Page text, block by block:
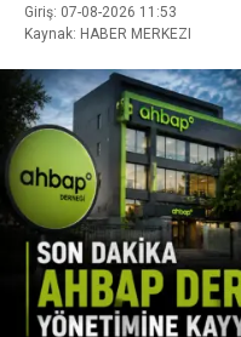
Giriş: 07-08-2026 11:53
Kaynak: HABER MERKEZI